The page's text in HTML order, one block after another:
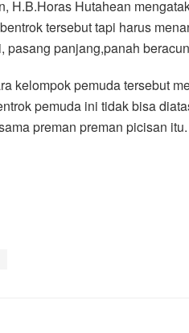
H.B.Horas Hutahean
tersebut tapi harus
pasang panjang,panah
kelompok pemuda tersebut
pemuda ini tidak bisa
preman preman picisan